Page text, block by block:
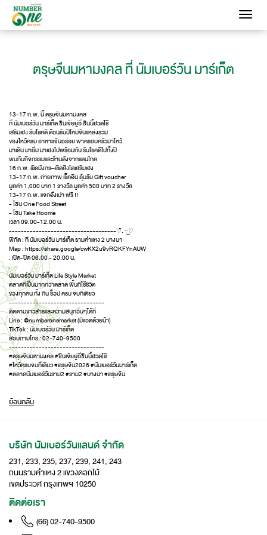
Toggle
ตรุษจีนมหามงคล ที่ นัมเบอร์วัน มาร์เก็ต
13-17 ก.พ. นี้ ตรุษจีนมหามงคล
ที่ นัมเบอร์วัน มาร์เก็ต ซินเจียยู่อี่ ซินนี้ฮวดไช้
เสริมเฮง รับโชคดี ต้อนรับปีใหม่จีนแหล่งรวม
ของไหว้ครบ อาหารจีนอร่อย พาครอบครัวมาไหว้
มาเดิน มาอิ่ม มาเฮงไปพร้อมกัน รับโชคดีไปทั้งปี
พบกับกิจกรรมและร้านดังจากแดนไกล
16 ก.พ. เชิดมังกร–เชิดสิงโตเสริมเฮง
13-17 ก.พ. ถ่ายภาพ เช็คอิน ลุ้นรับ Gift voucher
มูลค่า 1,000 บาท 1 รางวัล มูลค่า 500 บาท 2 รางวัล
13-17 ก.พ. แจกอั่งเปา ฟรี !!
- โซน One Food Street
- โซน Take Hoome
เวลา 09.00-12.00 น.
------------------------------------♡̆̈. ·͜·♡
พิกัด : ที่ นัมเบอร์วัน มาร์เก็ต รามคำแหง 2 บางนา
Map :https://share.google/cwKX2u9vRQKFYnAUW
: เปิด-ปิด 06.00 - 20.00 น.
.
นัมเบอร์วัน มาร์เก็ต Life Style Market
ตลาดที่เป็นมากกว่าตลาด พื้นที่ใช้ชีวิต
ของทุกคน ทั้ง กิน ช็อป ครบ จบที่เดียว
--------------------------------
ติดตามข่าวสารและความสนุกอื่นๆได้ที่
Line : @numberonemarket (มีแอดด้วยน้า)
TikTok : นัมเบอร์วัน มาร์เก็ต
สอบถามโทร : 02-740-9500
--------------------------------
#ตรุษจีนมหามงคล#ซินเจียยู่อี่ซินนี้ฮวดไช้
#ไหว้ครบจบที่เดียว#ตรุษจีน2026#นัมเบอร์วันมาร์เก็ต
#ตลาดนัมเบอร์วันราม2#ราม2#บางนา#ตรุษจีน
ย้อนกลับ
บริษัท นัมเบอร์วันแลนด์ จำกัด
231, 233, 235, 237, 239, 241, 243
ถนนรามคำแหง 2 แขวงดอกไม้
เขตประเวศ กรุงเทพฯ 10250
ติดต่อเรา
(66) 02-740-9500